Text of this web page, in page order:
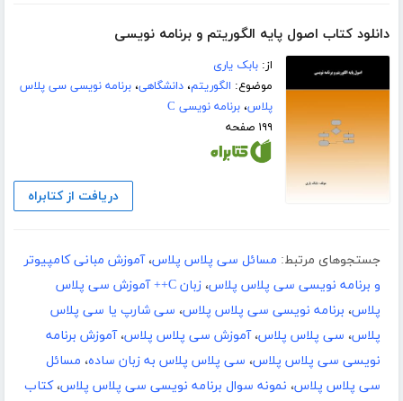
دانلود کتاب اصول پایه الگوریتم و برنامه نویسی
از:بابک یاری
موضوع: الگوریتم،دانشگاهی،برنامه نویسی سی پلاس
پلاس،برنامه نویسی C
۱۹۹ صفحه
دریافت از کتابراه
جستجوهای مرتبط: مسائل سی پلاس پلاس،آموزش مبانی کامپیوتر
و برنامه نویسی سی پلاس پلاس،
زبان C++ آموزش سی پلاس
پلاس، برنامه نویسی سی پلاس پلاس، سی شارپ یا سی پلاس
پلاس، سی پلاس پلاس،آموزش سی پلاس پلاس،آموزش برنامه
نویسی سی پلاس پلاس، سی پلاس پلاس به زبان ساده، مسائل
سی پلاس پلاس، نمونه سوال برنامه نویسی سی پلاس پلاس،کتاب